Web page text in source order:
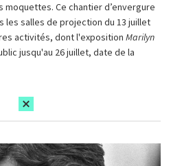
moquettes. Ce chantier d’envergure
salles de projection du 13 juillet
activités, dont l'exposition Marilyn
jusqu'au 26 juillet, date de la